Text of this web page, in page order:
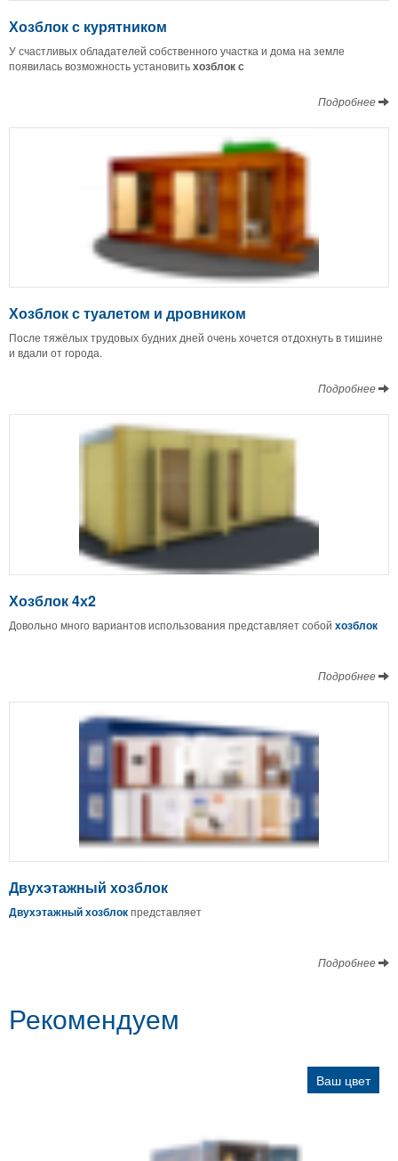
Хозблок с курятником
У счастливых обладателей собственного участка и дома на земле
появилась возможность установитьхозблок с
Подробнее
Хозблок с туалетом и дровником
После тяжёлых трудовых будних дней очень хочется отдохнуть в тишине
и вдали от города.
Подробнее
Хозблок 4х2
Довольно много вариантов использования представляет собой хозблок
Подробнее
Двухэтажный хозблок
Двухэтажный хозблокпредставляет
Подробнее
Рекомендуем
Ваш цвет